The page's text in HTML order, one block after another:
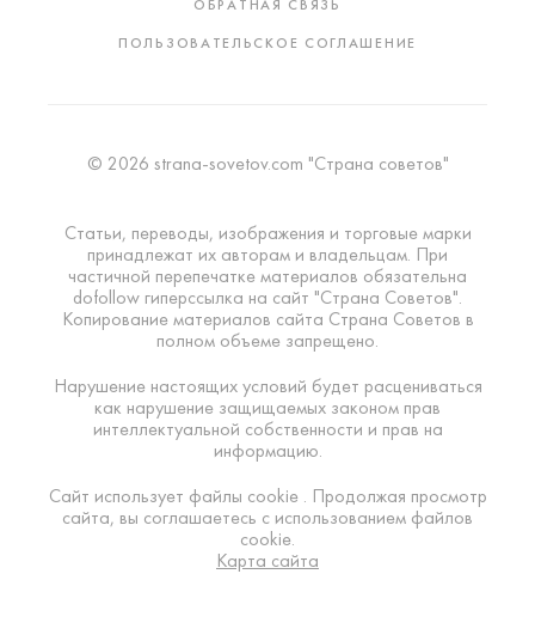
ОБРАТНАЯ СВЯЗЬ
ПОЛЬЗОВАТЕЛЬСКОЕ СОГЛАШЕНИЕ
© 2026 strana-sovetov.com "Страна советов"
Статьи, переводы, изображения и торговые марки
принадлежат их авторам и владельцам. При
частичной перепечатке материалов обязательна
dofollow гиперссылка на сайт "Страна Советов".
Копирование материалов сайта Страна Советов в
полном объеме запрещено.
Нарушение настоящих условий будет расцениваться
как нарушение защищаемых законом прав
интеллектуальной собственности и прав на
информацию.
Сайт использует файлы cookie . Продолжая просмотр
сайта, вы соглашаетесь с использованием файлов
cookie.
Карта сайта